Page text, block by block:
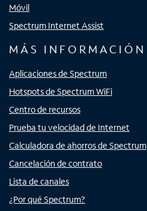
Móvil
Spectrum Internet Assist
MÁS INFORMACIÓN
Aplicaciones de Spectrum
Hotspots de Spectrum WiFi
Centro de recursos
Prueba tu velocidad de Internet
Calculadora de ahorros de Spectrum
Cancelación de contrato
Lista de canales
¿Por qué Spectrum?